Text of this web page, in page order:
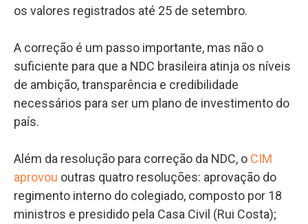
os valores registrados até 25 de setembro.
A correção é um passo importante, mas não o
suficiente para que a NDC brasileira atinja os níveis
de ambição, transparência e credibilidade
necessários para ser um plano de investimento do
país.
Além da resolução para correção da NDC, o CIM
aprovou outras quatro resoluções: aprovação do
regimento interno do colegiado, composto por 18
ministros e presidido pela Casa Civil (Rui Costa);